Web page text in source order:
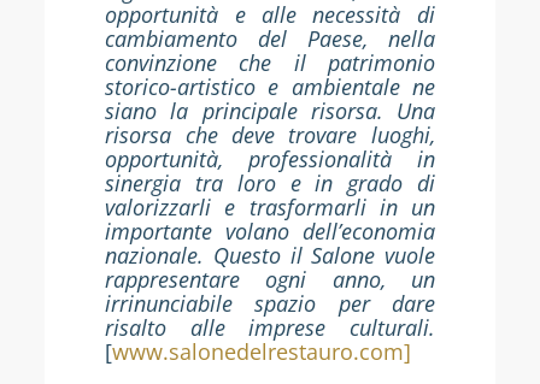
opportunità e alle necessità di
cambiamento del Paese, nella
convinzione che il patrimonio
storico-artistico e ambientale ne
siano la principale risorsa. Una
risorsa che deve trovare luoghi,
opportunità, professionalità in
sinergia tra loro e in grado di
valorizzarli e trasformarli in un
importante volano dell’economia
nazionale. Questo il Salone vuole
rappresentare ogni anno, un
irrinunciabile spazio per dare
risalto alle imprese culturali.
[www.salonedelrestauro.com]